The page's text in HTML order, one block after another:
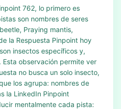
762, lo primero es
son nombres de seres
Praying mantis,
la Respuesta Pinpoint hoy
insectos específicos y,
observación permite ver
no busca un solo insecto,
los agrupa: nombres de
la LinkedIn Pinpoint
mentalmente cada pista: